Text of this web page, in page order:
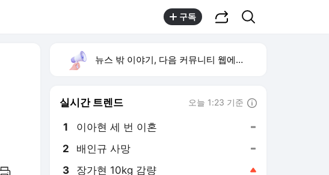
구독
뉴스 밖 이야기, 다음 커뮤니티 웹에서 보기
실시간 트렌드 오늘 1:23 기준
1 이아현 세 번 이혼
2 배인규 사망
3 장가현 10kg 감량